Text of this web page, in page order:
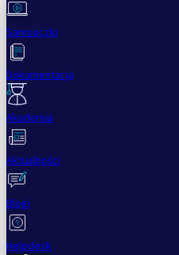
Samouczki
Dokumentacja
Akademia
Aktualności
Blogi
Helpdesk